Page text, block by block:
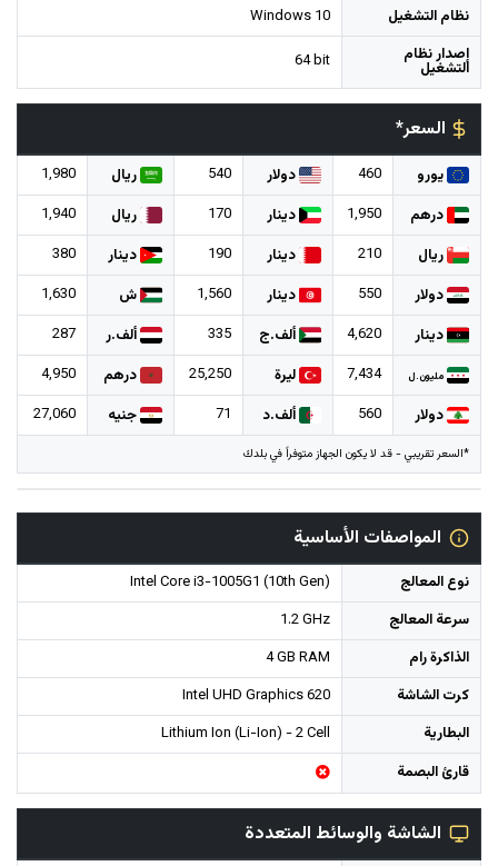
نظام التشغيل
Windows 10
إصدار نظام
التشغيل 64 bit
السعر*
يورو 460 دولار 540 ريال
1,980
درهم
1,950 دينار 170 ريال
1,940
ريال
210 دينار 190 دينار
380
دولار
550 دينار 1,560 ش
1,630
دينار
4,620 ألف.ج 335 ألف.ر 287
مليون.ل 7,434 ليرة 25,250 درهم
4,950
دولار
560 ألف.د 71 جنيه 27,060
*السعر تقريبي - قد لا يكون الجهاز متوفراً في بلدك
المواصفات الأساسية
نوع المعالج
Intel Core i3-1005G1 (10th Gen)
سرعة المعالج
1.2 GHz
الذاكرة رام
4 GB RAM
كرت الشاشة
Intel UHD Graphics 620
البطارية
Lithium Ion (Li-Ion) - 2 Cell
قارئ البصمة
الشاشة والوسائط المتعددة